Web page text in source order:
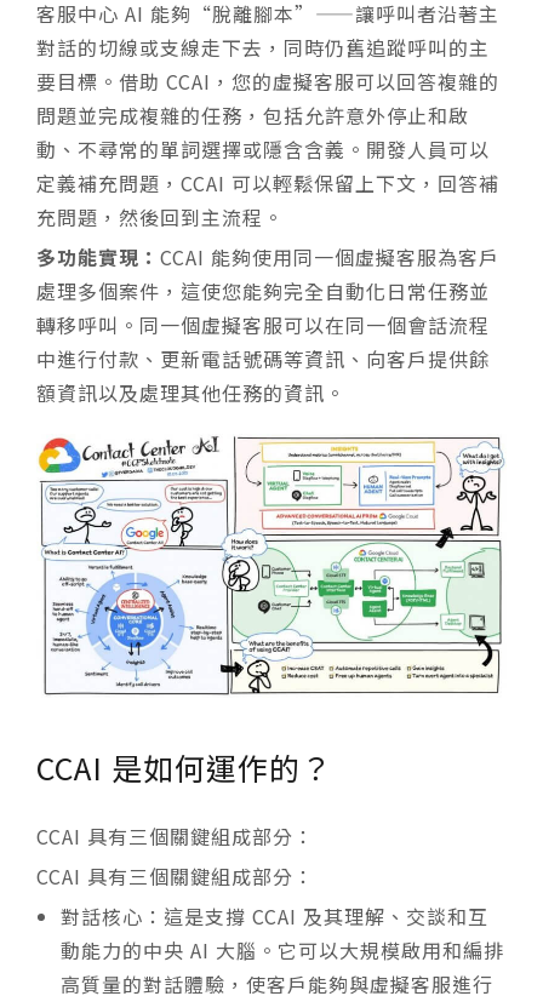
客服中心 AI 能夠“脫離腳本”——讓呼叫者沿著主
對話的切線或支線走下去，同時仍舊追蹤呼叫的主
要目標。借助 CCAI，您的虛擬客服可以回答複雜的
問題並完成複雜的任務，包括允許意外停止和啟
動、不尋常的單詞選擇或隱含含義。開發人員可以
定義補充問題，CCAI 可以輕鬆保留上下文，回答補
充問題，然後回到主流程。
多功能實現： CCAI 能夠使用同一個虛擬客服為客戶
處理多個案件，這使您能夠完全自動化日常任務並
轉移呼叫。同一個虛擬客服可以在同一個會話流程
中進行付款、更新電話號碼等資訊、向客戶提供餘
額資訊以及處理其他任務的資訊。
CCAI 是如何運作的？
CCAI 具有三個關鍵組成部分：
CCAI 具有三個關鍵組成部分：
對話核心：這是支撐 CCAI 及其理解、交談和互
動能力的中央 AI 大腦。它可以大規模啟用和編排
高質量的對話體驗，使客戶能夠與虛擬客服進行